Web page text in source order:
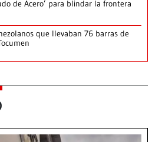
de Acero’ para blindar la frontera
que llevaban 76 barras de